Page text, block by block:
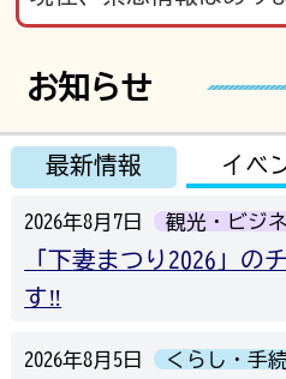
お知らせ
最新情報 イベ
2026年8月7日 観光・ビジ
「下妻まつり2026」の
す‼
2026年8月5日 くらし・手